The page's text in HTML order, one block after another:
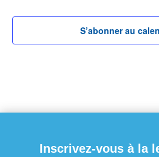
S’abonner au
Inscrivez-vous à la